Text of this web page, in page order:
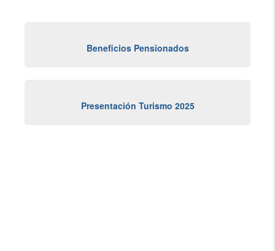
Beneficios Pensionados
Presentación Turismo 2025